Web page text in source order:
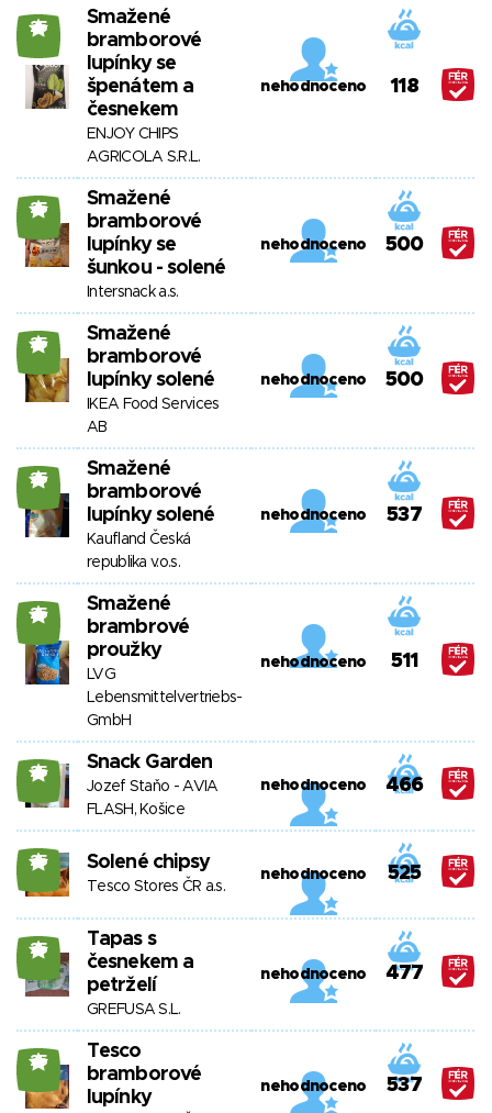
25
Smažené
bramborové
lupínky se
špenátem a
česnekem
ENJOY CHIPS
AGRICOLA S.R.L.
nehodnoceno 118
25
Smažené
bramborové
lupínky se
šunkou - solené
Intersnack a.s.
nehodnoceno 500
25
Smažené
bramborové
lupínky solené
IKEA Food Services
AB
nehodnoceno 500
25
Smažené
bramborové
lupínky solené
Kaufland Česká
republika v.o.s.
nehodnoceno 537
25
Smažené
brambrové
proužky
LVG
Lebensmittelvertriebs-
GmbH
nehodnoceno 511
25 Snack Garden
Jozef Staňo - AVIA
FLASH, Košice
nehodnoceno 466
25 Solené chipsy
Tesco Stores ČR a.s.
nehodnoceno 525
25
Tapas s
česnekem a
petrželí
GREFUSA S.L.
nehodnoceno 477
25
Tesco
bramborové
lupínky
nehodnoceno 537